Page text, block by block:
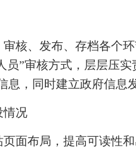
核、发布、存档各个
员”审核方式，层层压
息，同时建立政府信息
情况
面布局，提高可读性